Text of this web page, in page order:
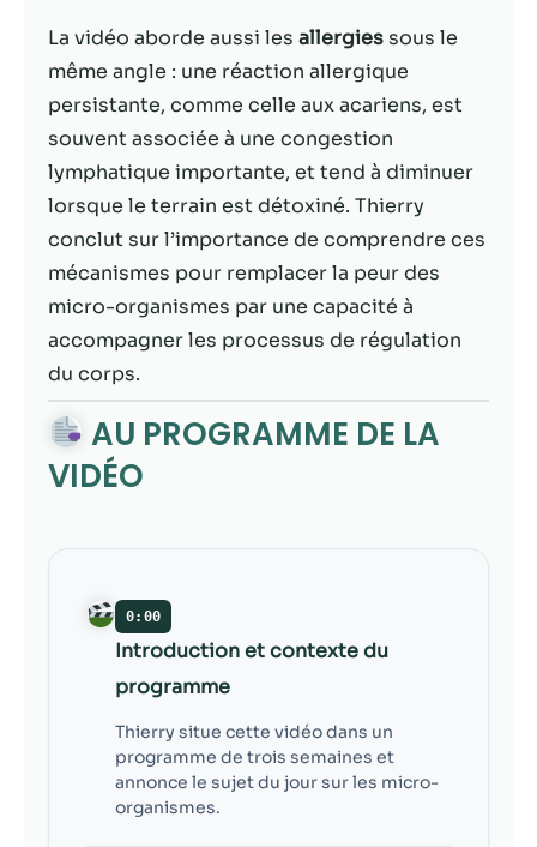
La vidéo aborde aussi les allergies sous le
même angle : une réaction allergique
persistante, comme celle aux acariens, est
souvent associée à une congestion
lymphatique importante, et tend à diminuer
lorsque le terrain est détoxiné. Thierry
conclut sur l’importance de comprendre ces
mécanismes pour remplacer la peur des
micro-organismes par une capacité à
accompagner les processus de régulation
du corps.
AU PROGRAMME DE LA
VIDÉO
0:00
Introduction et contexte du
programme
Thierry situe cette vidéo dans un
programme de trois semaines et
annonce le sujet du jour sur les micro-
organismes.
disparaîtront
du site Web.
Marketing
En partageant
votre intérêt et
votre
comportement
lorsque vous
visitez notre
site, vous
augmentez les
voir du
contenu et des
offres